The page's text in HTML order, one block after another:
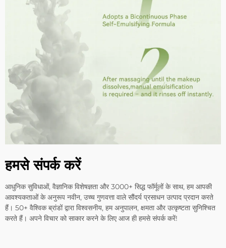
हमसे संपर्क करें
आधुनिक सुविधाओं, वैज्ञानिक विशेषज्ञता और 3000+ सिद्ध फॉर्मूलों के साथ, हम आपकी
आवश्यकताओं के अनुरूप नवीन, उच्च गुणवत्ता वाले सौंदर्य प्रसाधन उत्पाद प्रदान करते
हैं। 50+ वैश्विक ब्रांडों द्वारा विश्वसनीय, हम अनुपालन, क्षमता और उत्कृष्टता सुनिश्चित
करते हैं। अपने विचार को साकार करने के लिए आज ही हमसे संपर्क करें!